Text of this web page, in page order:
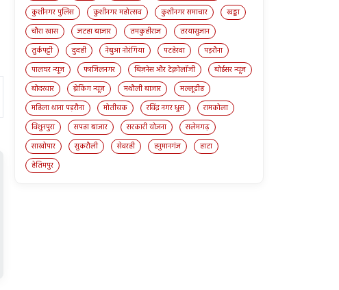
कुशीनगर पुलिस
कुशीनगर महोत्सव कुशीनगर समाचार
खड्डा
चौरा खास
जटहा बाजार तमकुहीराज
तरयासुजान
तुर्कपट्टी
दुदही नेबुआ नोरंगिया पटहेरवा
पड़रौना
पालघर न्यूज़
फाजिलनगर बिज़नेस और टेक्नोलॉजी
बोईसर न्यूज़
बोदरवार
ब्रेकिंग न्यूज़ मथौली बाजार
मल्लूडीह
महिला थाना पड़रौना
मोतीचक रविंद्र नगर धुस
रामकोला
विशुनपुरा
सपहा बाजार सरकारी योजना
सलेमगढ़
साखोपार
सुकरौली सेवरही हनुमानगंज
हाटा
हेतिमपुर